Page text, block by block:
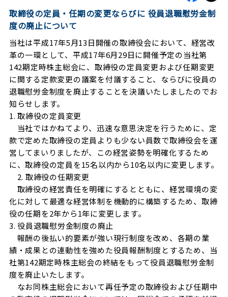
取締役の定員・任期の変更ならびに 役員退職慰労金制
度の廃止について
当社は平成17年5月13日開催の取締役会において、経営改
革の一環として、平成17年6月29日に開催予定の当社第
142期定時株主総会に、取締役の定員変更および任期変更
に関する定款変更の議案を付議すること、ならびに役員の
退職慰労金制度を廃止することを決議いたしましたのでお
知らせします。
1. 取締役の定員変更
当社ではかねてより、迅速な意思決定を行うために、定
款で定めた取締役の定員よりも少ない員数で取締役会を運
営してまいりましたが、この経営姿勢を明確化するため
に、取締役の定員を15名以内から10名以内に変更します。
2. 取締役の任期変更
取締役の経営責任を明確にするとともに、経営環境の変
化に対して最適な経営体制を機動的に構築するため、取締
役の任期を2年から1年に変更します。
3. 役員退職慰労金制度の廃止
報酬の後払い的要素が強い現行制度を改め、各期の業
績・成果との連動性を強めた役員報酬制度とするため、当
社第142期定時株主総会の終結をもって役員退職慰労金制
度を廃止いたします。
なお同株主総会において再任予定の取締役および任期中